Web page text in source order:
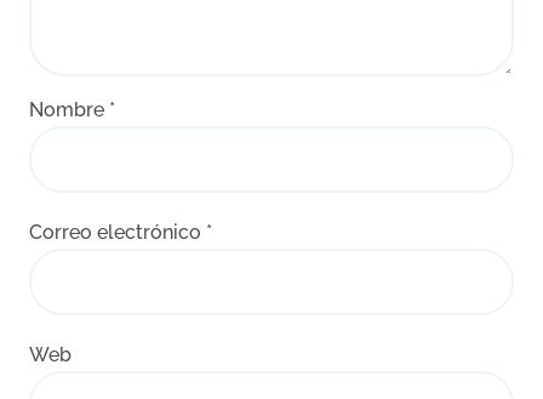
Nombre *
Correo electrónico *
Web